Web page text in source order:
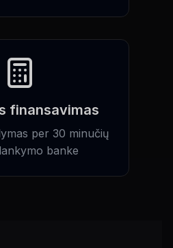
finansavimas
per 30 minučių
banke